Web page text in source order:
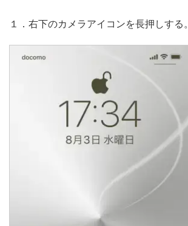
１．右下のカメラアイコンを長押しする。